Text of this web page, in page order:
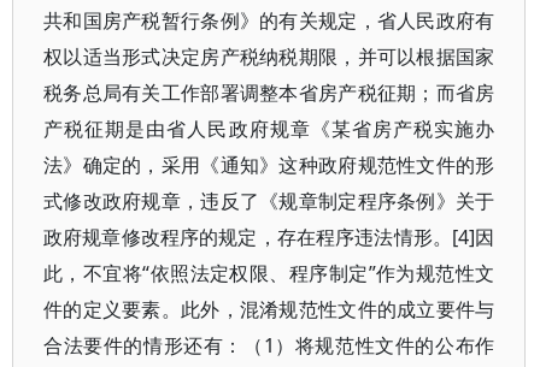
共和国房产税暂行条例》的有关规定，省人民政府有
权以适当形式决定房产税纳税期限，并可以根据国家
税务总局有关工作部署调整本省房产税征期；而省房
产税征期是由省人民政府规章《某省房产税实施办
法》确定的，采用《通知》这种政府规范性文件的形
式修改政府规章，违反了《规章制定程序条例》关于
政府规章修改程序的规定，存在程序违法情形。[4]因
此，不宜将“依照法定权限、程序制定”作为规范性文
件的定义要素。此外，混淆规范性文件的成立要件与
合法要件的情形还有：（1）将规范性文件的公布作